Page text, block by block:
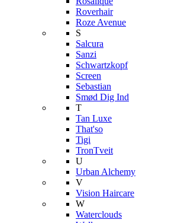
Roverhair
Roze Avenue
S
Salcura
Sanzi
Schwartzkopf
Screen
Sebastian
Smød Dig Ind
T
Tan Luxe
That'so
Tigi
TronTveit
U
Urban Alchemy
V
Vision Haircare
W
Waterclouds